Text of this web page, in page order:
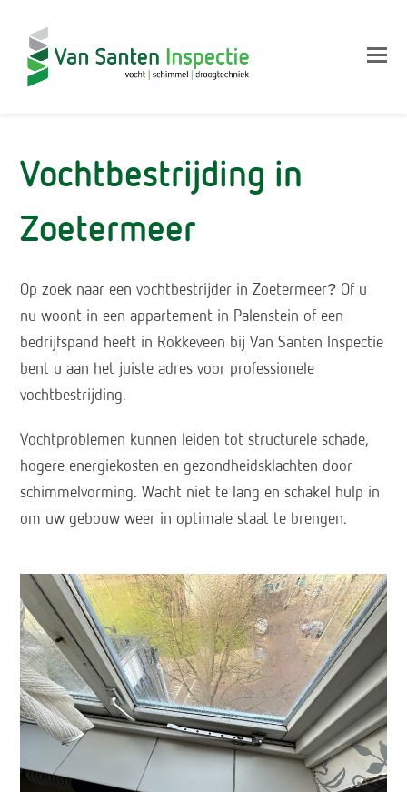
Vochtbestrijding in
Zoetermeer
Op zoek naar een vochtbestrijder in Zoetermeer? Of u
nu woont in een appartement in Palenstein of een
bedrijfspand heeft in Rokkeveen bij Van Santen Inspectie
bent u aan het juiste adres voor professionele
vochtbestrijding.
Vochtproblemen kunnen leiden tot structurele schade,
hogere energiekosten en gezondheidsklachten door
schimmelvorming. Wacht niet te lang en schakel hulp in
om uw gebouw weer in optimale staat te brengen.